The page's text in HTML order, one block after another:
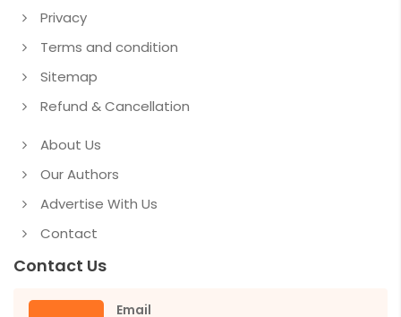
Privacy
Terms and condition
Sitemap
Refund & Cancellation
About Us
Our Authors
Advertise With Us
Contact
Contact Us
Email